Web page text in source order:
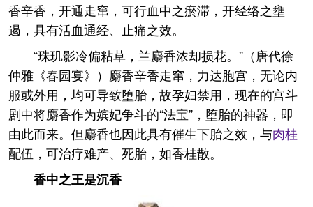
香辛香，开通走窜，可行血中之瘀滞，开经络之壅
遏，具有活血通经、止痛之效。
“珠玑影冷偏粘草，兰麝香浓却损花。”（唐代徐
仲雅《春园宴》）麝香辛香走窜，力达胞宫，无论内
服或外用，均可导致堕胎，故孕妇禁用，现在的宫斗
剧中将麝香作为嫔妃争斗的“法宝”，堕胎的神器，即
由此而来。但麝香也因此具有催生下胎之效，与肉桂
配伍，可治疗难产、死胎，如香桂散。
香中之王是沉香